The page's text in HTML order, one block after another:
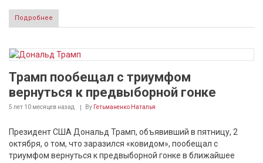
Подробнее
Трамп пообещал с триумфом
вернуться к предвыборной гонке
5 лет 10 месяцев назад By Гетьманенко Наталья
Президент США Дональд Трамп, объявивший в пятницу, 2
октября, о том, что заразился «ковидом», пообещал с
триумфом вернуться к предвыборной гонке в ближайшее